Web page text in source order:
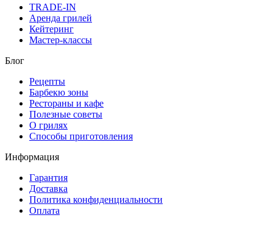
TRADE-IN
Аренда грилей
Кейтеринг
Мастер-классы
Блог
Рецепты
Барбекю зоны
Рестораны и кафе
Полезные советы
О грилях
Способы приготовления
Информация
Гарантия
Доставка
Политика конфиденциальности
Оплата